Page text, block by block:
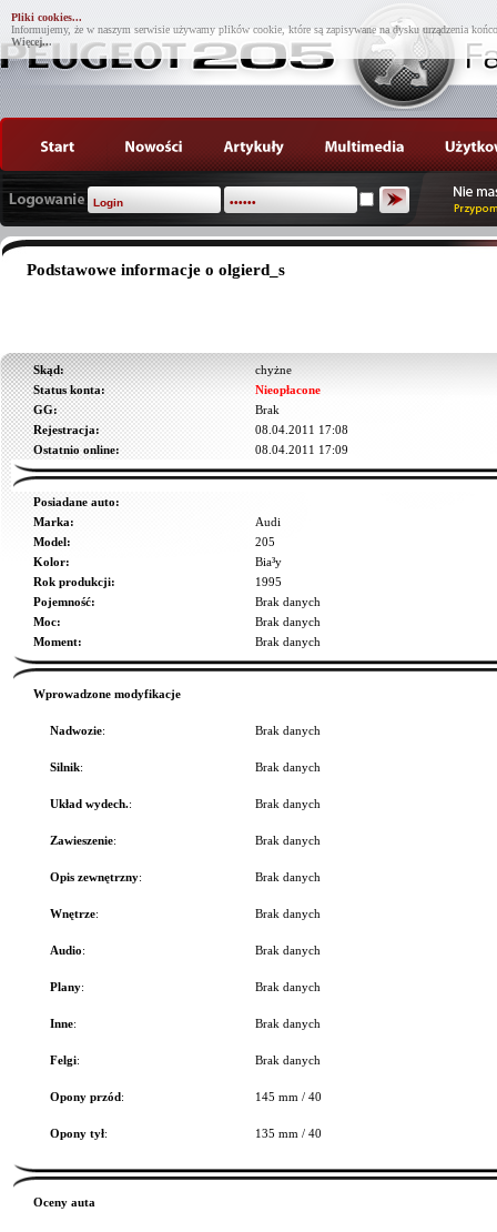
Pliki cookies...
Informujemy, że w naszym serwisie używamy plików cookie, które są zapisywane na dysku urządzenia
Więcej...
Podstawowe informacje o olgierd_s
Skąd:
chyżne
Status konta:
Nieopłacone
GG:
Brak
Rejestracja:
08.04.2011 17:08
Ostatnio online:
08.04.2011 17:09
Posiadane auto:
Marka:
Audi
Model:
205
Kolor:
Bia³y
Rok produkcji:
1995
Pojemność:
Brak danych
Moc:
Brak danych
Moment:
Brak danych
Wprowadzone modyfikacje
Nadwozie: Brak danych
Silnik: Brak danych
Układ wydech.: Brak danych
Zawieszenie: Brak danych
Opis zewnętrzny: Brak danych
Wnętrze: Brak danych
Audio: Brak danych
Plany: Brak danych
Inne: Brak danych
Felgi: Brak danych
Opony przód: 145 mm / 40
Opony tył: 135 mm / 40
Oceny auta